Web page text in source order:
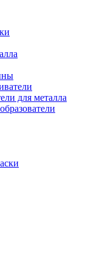
для металла